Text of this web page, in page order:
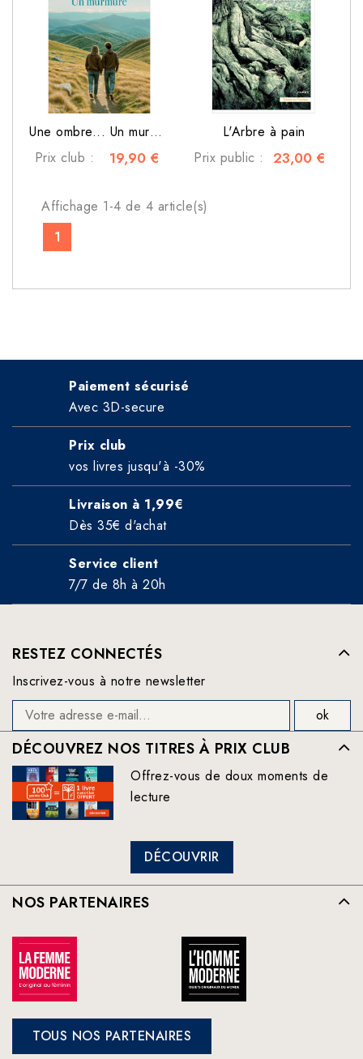
Une ombre... Un murmure
Prix club :
19,90 €
L'Arbre à pain
Prix public :
23,00 €
Affichage 1-4 de 4 article(s)
1
Paiement sécurisé
Avec 3D-secure
Prix club
vos livres jusqu'à -30%
Livraison à 1,99€
Dès 35€ d'achat
Service client
7/7 de 8h à 20h
RESTEZ CONNECTÉS
Inscrivez-vous à notre newsletter
DÉCOUVREZ NOS TITRES À PRIX CLUB
Offrez-vous de doux moments de
lecture
DÉCOUVRIR
NOS PARTENAIRES
TOUS NOS PARTENAIRES